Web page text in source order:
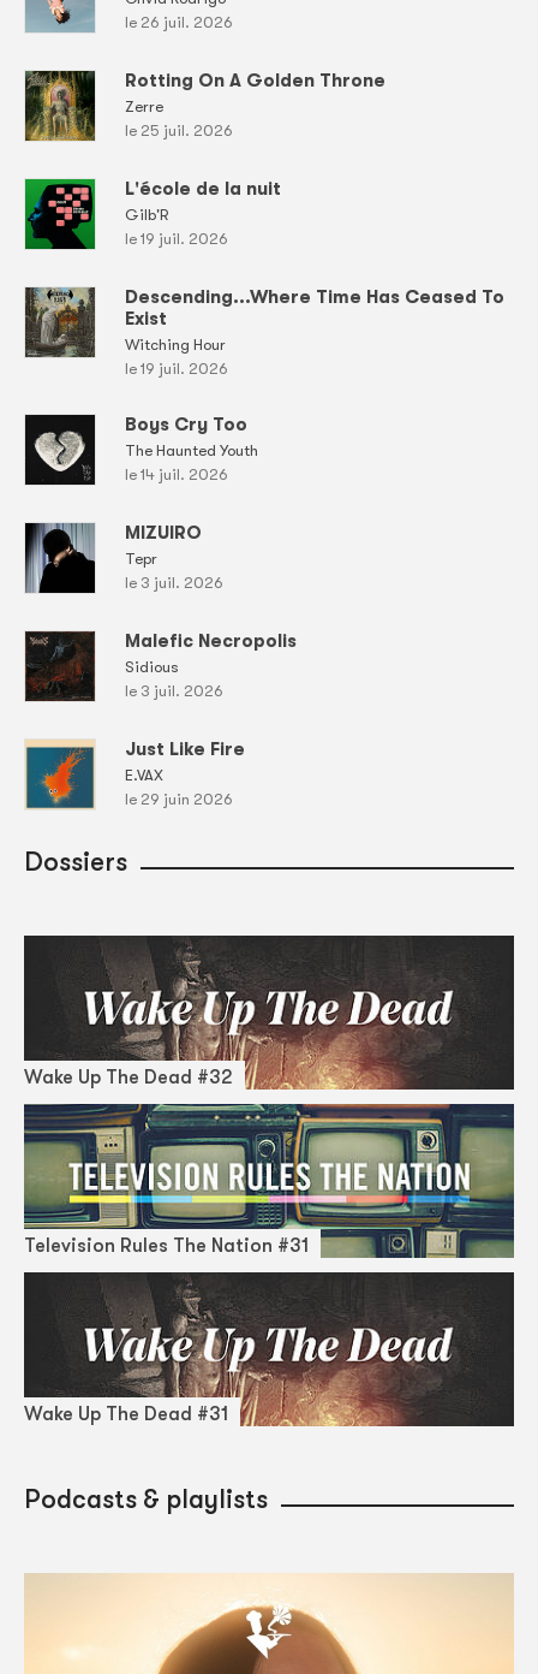
le 26 juil. 2026
Rotting On A Golden Throne
Zerre
le 25 juil. 2026
L'école de la nuit
Gilb'R
le 19 juil. 2026
Descending...Where Time Has Ceased To
Exist
Witching Hour
le 19 juil. 2026
Boys Cry Too
The Haunted Youth
le 14 juil. 2026
MIZUIRO
Tepr
le 3 juil. 2026
Malefic Necropolis
Sidious
le 3 juil. 2026
Just Like Fire
E.VAX
le 29 juin 2026
Dossiers
Wake Up The Dead #32
Television Rules The Nation #31
Wake Up The Dead #31
Podcasts & playlists